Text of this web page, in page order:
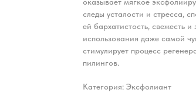
следы усталости и стресса,
ей бархатистость, свежесть
использования даже самой
стимулирует процесс
пилингов.
Категория: Эксфолиант